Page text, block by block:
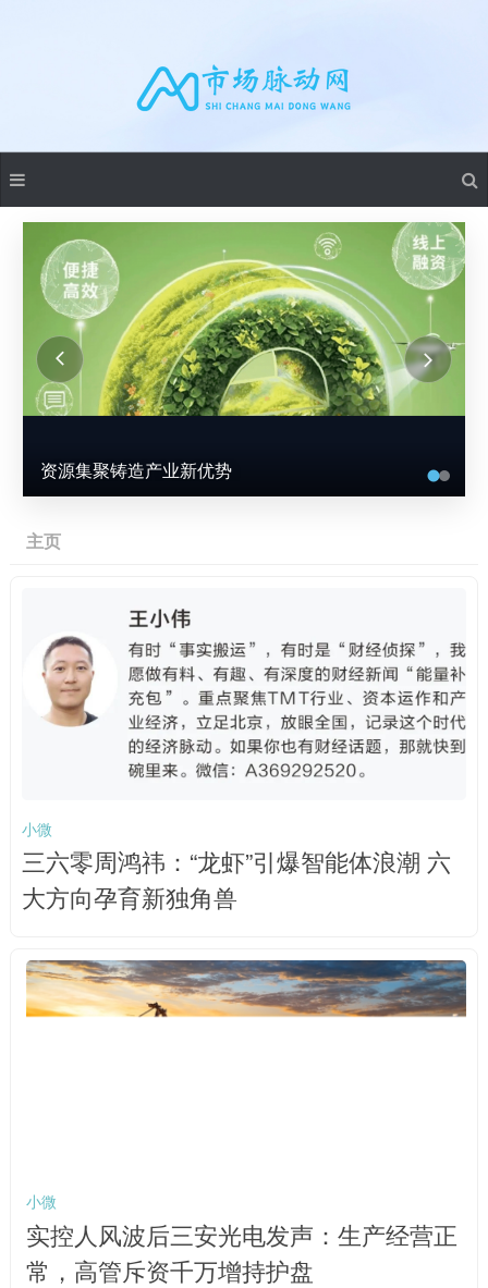
资源集聚铸造产业新优势
主页
小微
三六零周鸿祎：“龙虾”引爆智能体浪潮 六
大方向孕育新独角兽
小微
实控人风波后三安光电发声：生产经营正
常，高管斥资千万增持护盘